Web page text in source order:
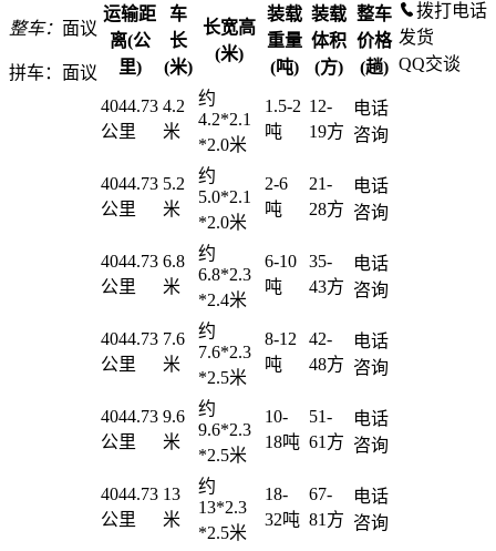
整车： 面议
拼车： 面议
拨打电话
发货
QQ交谈
运输距
离(公
里)
车
长
(米)
长宽高
(米)
装载
重量
(吨)
装载
体积
(方)
整车
价格
(趟)
4044.73
公里
4.2
米
约
4.2*2.1
*2.0米
1.5-2
吨
12-
19方
电话
咨询
4044.73
公里
5.2
米
约
5.0*2.1
*2.0米
2-6
吨
21-
28方
电话
咨询
4044.73
公里
6.8
米
约
6.8*2.3
*2.4米
6-10
吨
35-
43方
电话
咨询
4044.73
公里
7.6
米
约
7.6*2.3
*2.5米
8-12
吨
42-
48方
电话
咨询
4044.73
公里
9.6
米
约
9.6*2.3
*2.5米
10-
18吨
51-
61方
电话
咨询
4044.73
公里
13
米
约
13*2.3
*2.5米
18-
32吨
67-
81方
电话
咨询